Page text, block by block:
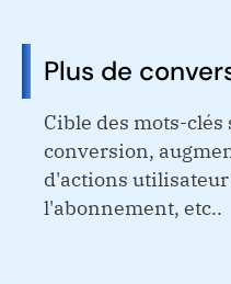
Plus de
Cible des mots-clés
conversion,
d'actions
l'abonnement, etc..